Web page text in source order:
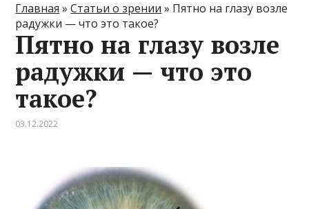
Главная »Статьи о зрении » Пятно на глазу возле
радужки — что это такое?
Пятно на глазу возле
радужки — что это
такое?
03.12.2022